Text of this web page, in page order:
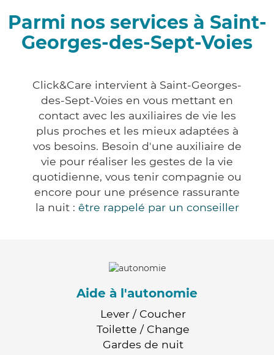
Parmi nos services à Saint-
Georges-des-Sept-Voies
Click&Care intervient à Saint-Georges-
des-Sept-Voies en vous mettant en
contact avec les auxiliaires de vie les
plus proches et les mieux adaptées à
vos besoins. Besoin d'une auxiliaire de
vie pour réaliser les gestes de la vie
quotidienne, vous tenir compagnie ou
encore pour une présence rassurante
la nuit : être rappelé par un conseiller
Aide à l'autonomie
Lever / Coucher
Toilette / Change
Gardes de nuit